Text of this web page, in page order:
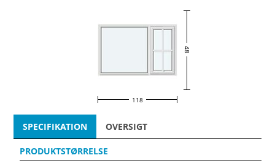
48
118
SPECIFIKATION OVERSIGT
PRODUKTSTØRRELSE